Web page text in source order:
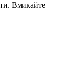
Вмикайте